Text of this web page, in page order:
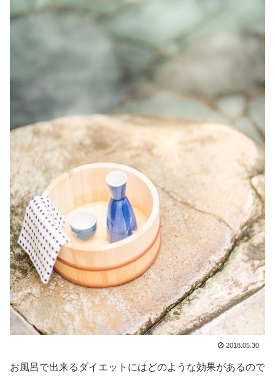
2018.05.30
お風呂で出来るダイエットにはどのような効果があるので